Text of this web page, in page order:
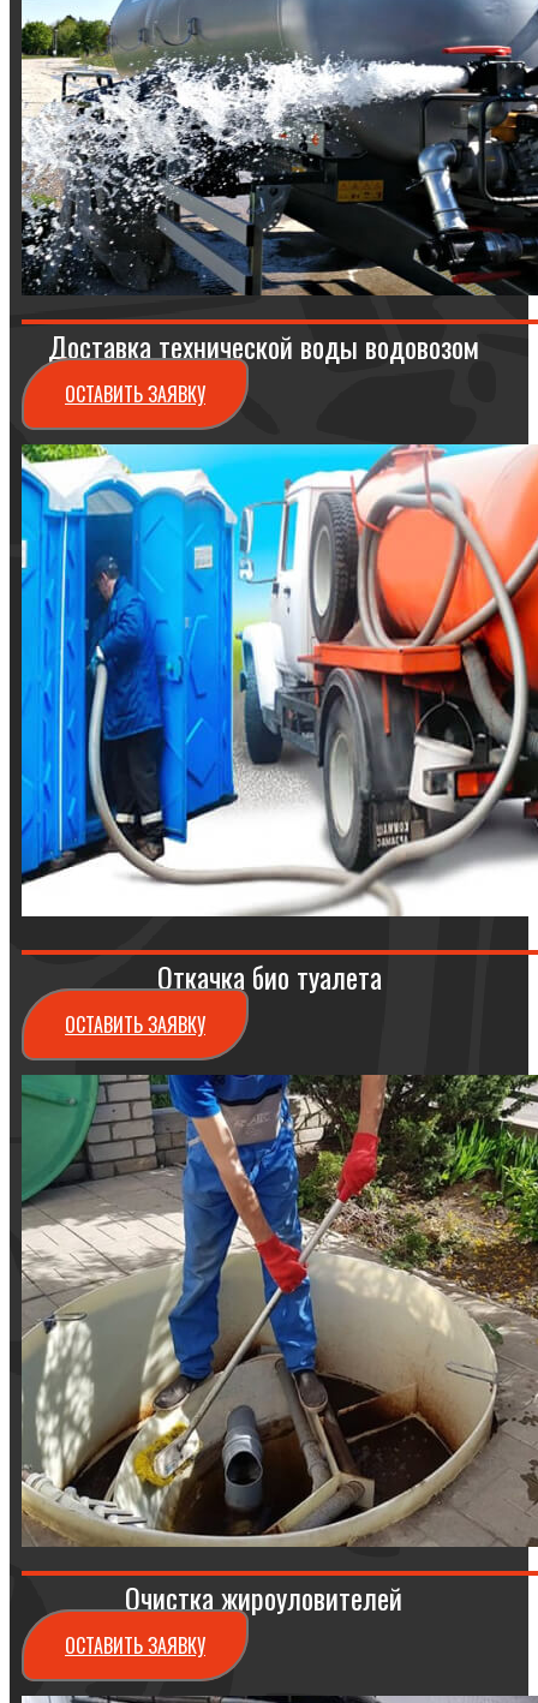
Доставка технической воды водовозом
ОСТАВИТЬ ЗАЯВКУ
Откачка био туалета
ОСТАВИТЬ ЗАЯВКУ
Очистка жироуловителей
ОСТАВИТЬ ЗАЯВКУ